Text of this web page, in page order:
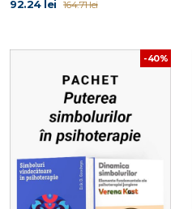
92.24 lei 164.71 lei
-40%